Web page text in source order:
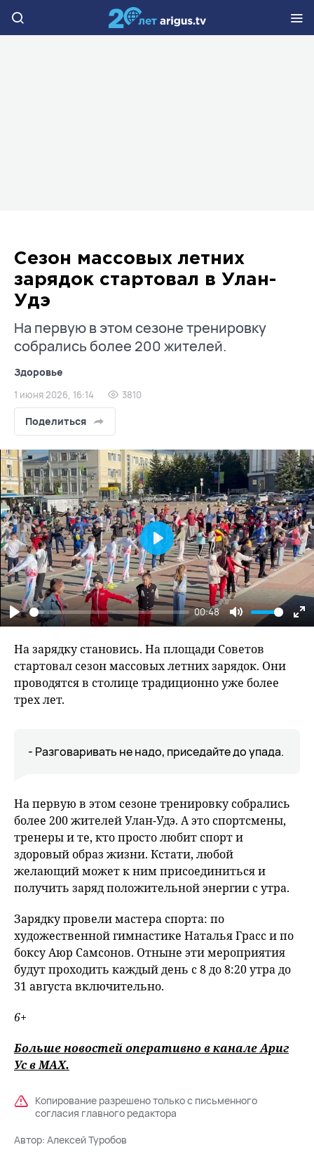
Сезон массовых летних
зарядок стартовал в Улан-
Удэ
На первую в этом сезоне тренировку
собрались более 200 жителей.
Здоровье
1 июня 2026, 16:14 3810
Поделиться
Play
00:48
Mute
Play
На зарядку становись. На площади Советов
стартовал сезон массовых летних зарядок. Они
проводятся в столице традиционно уже более
трех лет.
- Разговаривать не надо, приседайте до упада.
На первую в этом сезоне тренировку собрались
более 200 жителей Улан-Удэ. А это спортсмены,
тренеры и те, кто просто любит спорт и
здоровый образ жизни. Кстати, любой
желающий может к ним присоединиться и
получить заряд положительной энергии с утра.
Зарядку провели мастера спорта: по
художественной гимнастике Наталья Грасс и по
боксу Аюр Самсонов. Отныне эти мероприятия
будут проходить каждый день с 8 до 8:20 утра до
31 августа включительно.
6+
Больше новостей оперативно в канале Ариг
Ус вMAХ.
Копирование разрешено только с письменного
согласия главного редактора
Автор: Алексей Туробов